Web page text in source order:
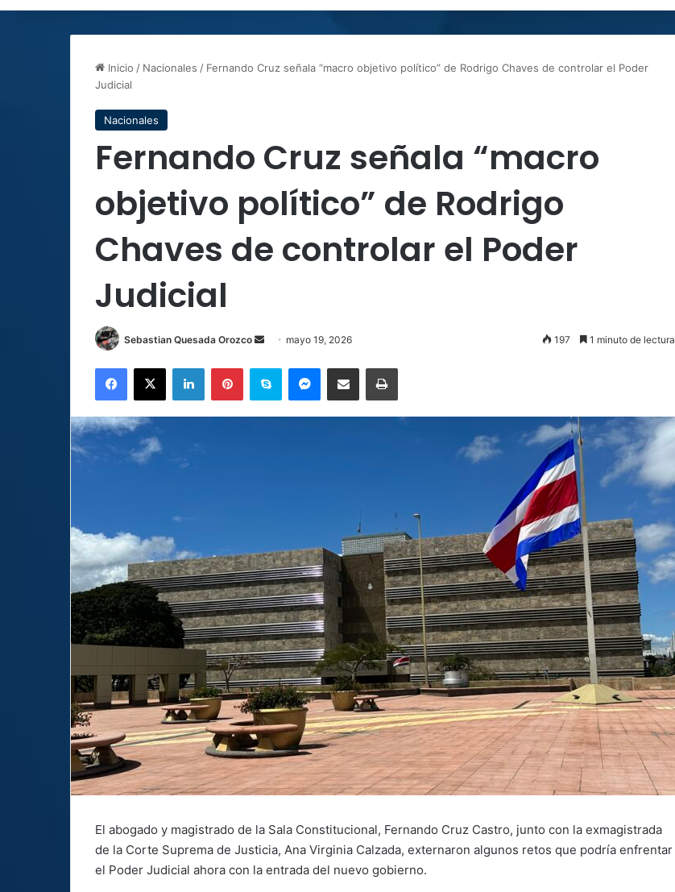
Inicio / Nacionales / Fernando Cruz señala “macro objetivo político” de Rodrigo Chaves de controlar el Poder
Judicial
Nacionales
Fernando Cruz señala “macro
objetivo político” de Rodrigo
Chaves de controlar el Poder
Judicial
Sebastian Quesada Orozco
Send
email
mayo 19, 2026 197 1 minuto de lectura
Facebook
X LinkedInPinterestSkype MessengerCompartir por correo electrónicoImprimir
El abogado y magistrado de la Sala Constitucional, Fernando Cruz Castro, junto con la exmagistrada
de la Corte Suprema de Justicia, Ana Virginia Calzada, externaron algunos retos que podría enfrentar
el Poder Judicial ahora con la entrada del nuevo gobierno.